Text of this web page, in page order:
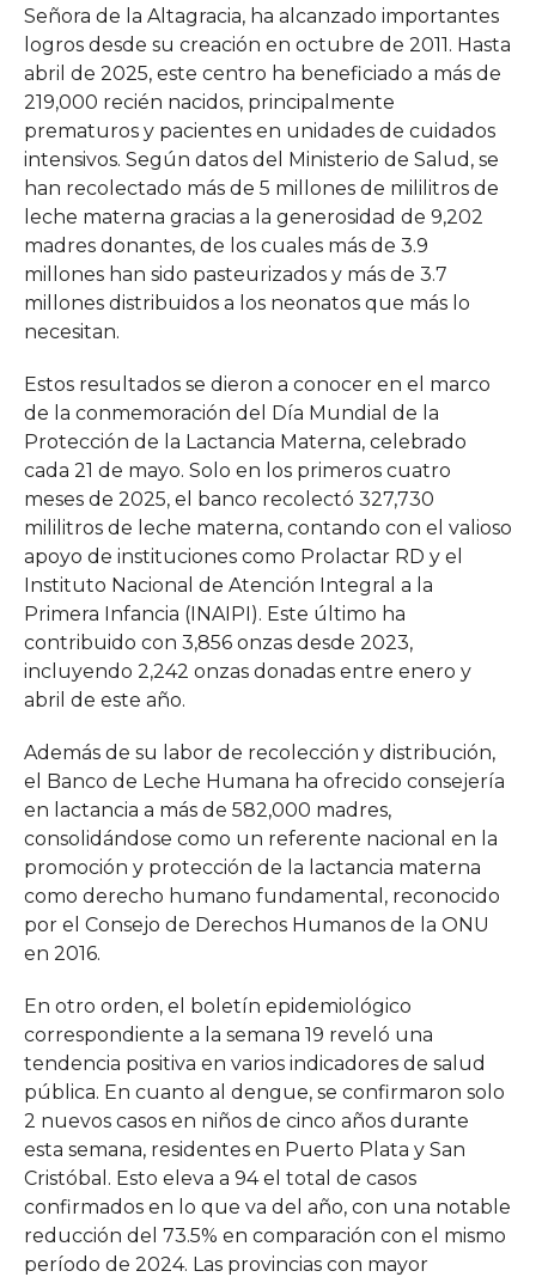
Señora de la Altagracia, ha alcanzado importantes
logros desde su creación en octubre de 2011. Hasta
abril de 2025, este centro ha beneficiado a más de
219,000 recién nacidos, principalmente
prematuros y pacientes en unidades de cuidados
intensivos. Según datos del Ministerio de Salud, se
han recolectado más de 5 millones de mililitros de
leche materna gracias a la generosidad de 9,202
madres donantes, de los cuales más de 3.9
millones han sido pasteurizados y más de 3.7
millones distribuidos a los neonatos que más lo
necesitan.
Estos resultados se dieron a conocer en el marco
de la conmemoración del Día Mundial de la
Protección de la Lactancia Materna, celebrado
cada 21 de mayo. Solo en los primeros cuatro
meses de 2025, el banco recolectó 327,730
mililitros de leche materna, contando con el valioso
apoyo de instituciones como Prolactar RD y el
Instituto Nacional de Atención Integral a la
Primera Infancia (INAIPI). Este último ha
contribuido con 3,856 onzas desde 2023,
incluyendo 2,242 onzas donadas entre enero y
abril de este año.
Además de su labor de recolección y distribución,
el Banco de Leche Humana ha ofrecido consejería
en lactancia a más de 582,000 madres,
consolidándose como un referente nacional en la
promoción y protección de la lactancia materna
como derecho humano fundamental, reconocido
por el Consejo de Derechos Humanos de la ONU
en 2016.
En otro orden, el boletín epidemiológico
correspondiente a la semana 19 reveló una
tendencia positiva en varios indicadores de salud
pública. En cuanto al dengue, se confirmaron solo
2 nuevos casos en niños de cinco años durante
esta semana, residentes en Puerto Plata y San
Cristóbal. Esto eleva a 94 el total de casos
confirmados en lo que va del año, con una notable
reducción del 73.5% en comparación con el mismo
período de 2024. Las provincias con mayor